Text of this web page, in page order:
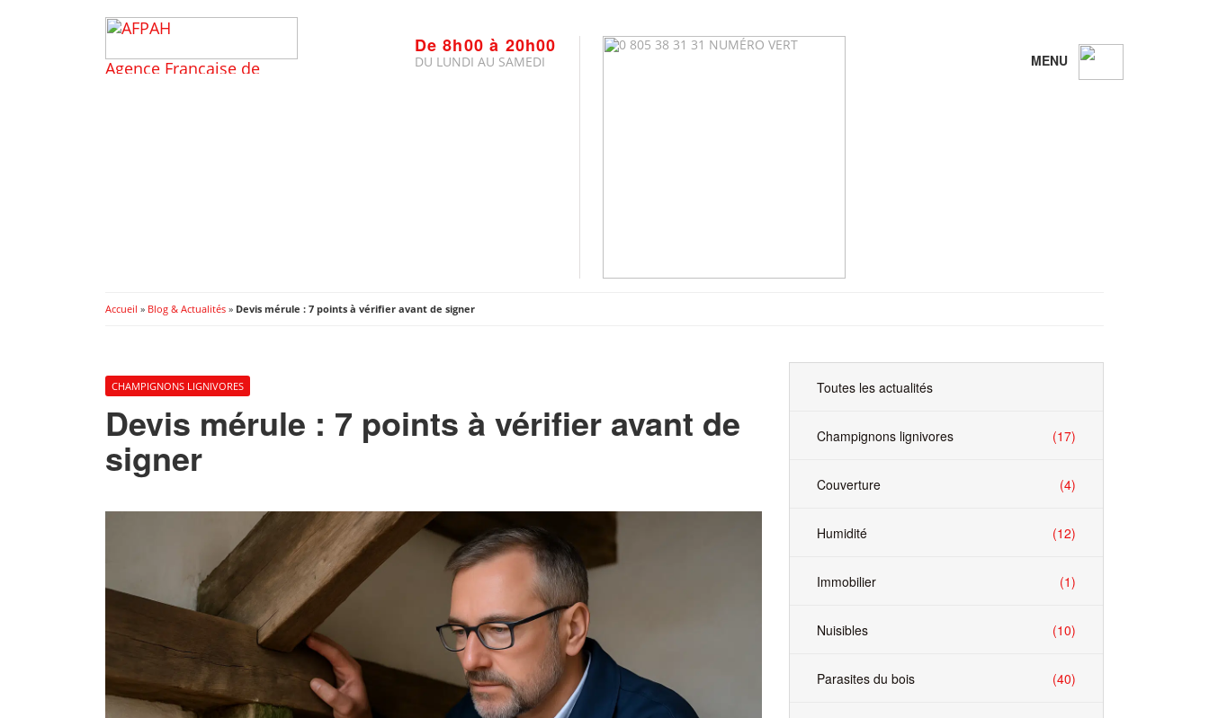
De 8h00 à 20h00
DU LUNDI AU SAMEDI MENU
Accueil » Blog & Actualités » Devis mérule : 7 points à vérifier avant de signer
CHAMPIGNONS LIGNIVORES
Devis mérule : 7 points à vérifier avant de
signer
Toutes les actualités
Champignons lignivores (17)
Couverture (4)
Humidité (12)
Immobilier (1)
Nuisibles (10)
Parasites du bois (40)